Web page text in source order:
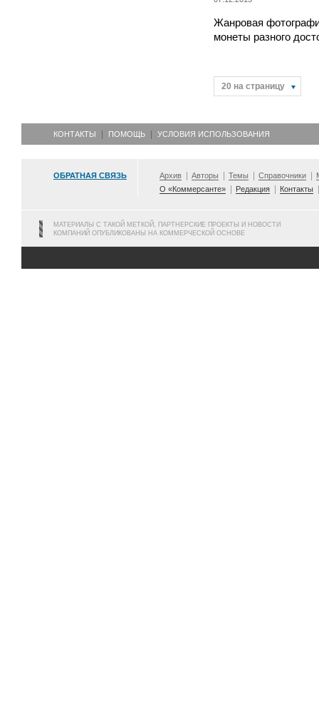
Жанровая
монеты разного
20 на страницу
КОНТАКТЫ ПОМОЩЬ УСЛОВИЯ ИСПОЛЬЗОВАНИЯ
ОБРАТНАЯ СВЯЗЬ Архив Авторы Темы Справочники
О «Коммерсанте»
Редакция Контакты
МАТЕРИАЛЫ С ТАКОЙ МЕТКОЙ, ПАРТНЕРСКИЕ ПРОЕКТЫ И НОВОСТИ
КОМПАНИЙ ОПУБЛИКОВАНЫ НА КОММЕРЧЕСКОЙ ОСНОВЕ